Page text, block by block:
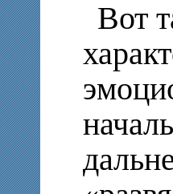
Вот